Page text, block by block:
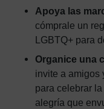
Apoya las
cómprale un
LGBTQ+ para
Organice una
invite a amigos
para celebrar
alegría que